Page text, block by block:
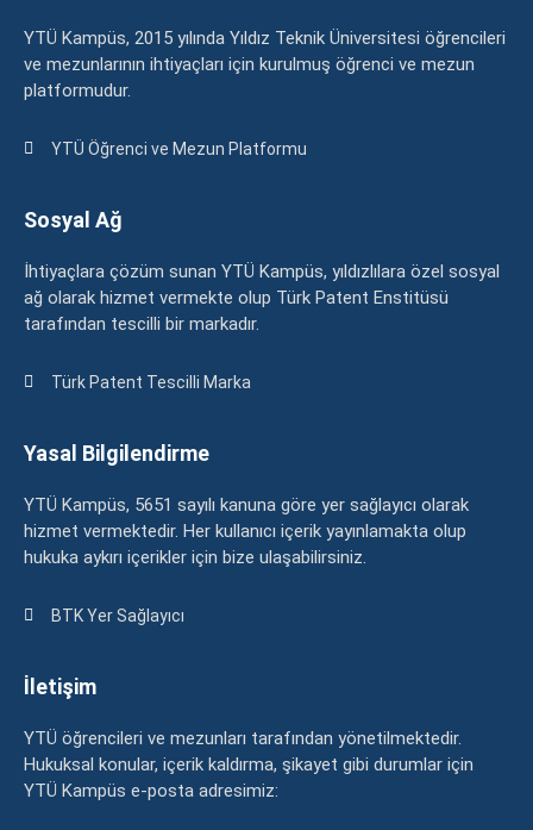
YTÜ Kampüs, 2015 yılında Yıldız Teknik Üniversitesi öğrencileri
ve mezunlarının ihtiyaçları için kurulmuş öğrenci ve mezun
platformudur.
YTÜ Öğrenci ve Mezun Platformu
Sosyal Ağ
İhtiyaçlara çözüm sunan YTÜ Kampüs, yıldızlılara özel sosyal
ağ olarak hizmet vermekte olup Türk Patent Enstitüsü
tarafından tescilli bir markadır.
Türk Patent Tescilli Marka
Yasal Bilgilendirme
YTÜ Kampüs, 5651 sayılı kanuna göre yer sağlayıcı olarak
hizmet vermektedir. Her kullanıcı içerik yayınlamakta olup
hukuka aykırı içerikler için bize ulaşabilirsiniz.
BTK Yer Sağlayıcı
İletişim
YTÜ öğrencileri ve mezunları tarafından yönetilmektedir.
Hukuksal konular, içerik kaldırma, şikayet gibi durumlar için
YTÜ Kampüs e-posta adresimiz: